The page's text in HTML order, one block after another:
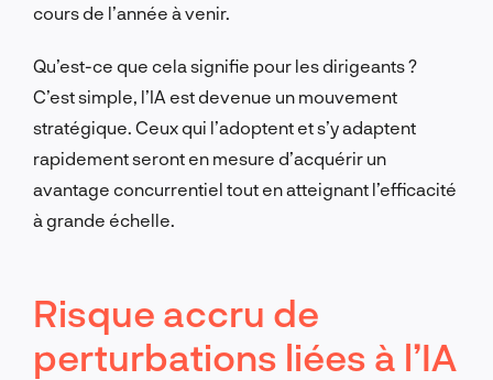
cours de l’année à venir.
Qu’est-ce que cela signifie pour les dirigeants ?
C’est simple, l’IA est devenue un mouvement
stratégique. Ceux qui l’adoptent et s’y adaptent
rapidement seront en mesure d’acquérir un
avantage concurrentiel tout en atteignant l’efficacité
à grande échelle.
Risque accru de
perturbations liées à l’IA